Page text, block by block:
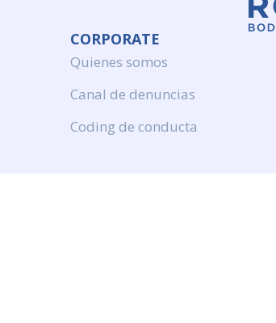
CORPORATE
Quienes somos
Canal de denuncias
Coding de conducta